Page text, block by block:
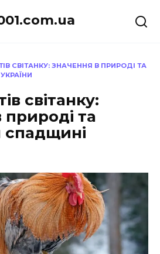
СВІТАНКУ: ЗНАЧЕННЯ В ПРИРОДІ ТА
світанку:
та
спадщині